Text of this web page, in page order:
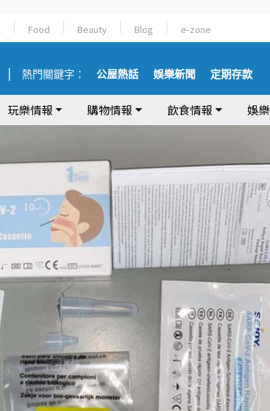
Food Beauty Blog e-zone
熱門關鍵字： 公屋熱話 娛樂新聞 定期存款
玩樂情報 購物情報 飲食情報 娛樂